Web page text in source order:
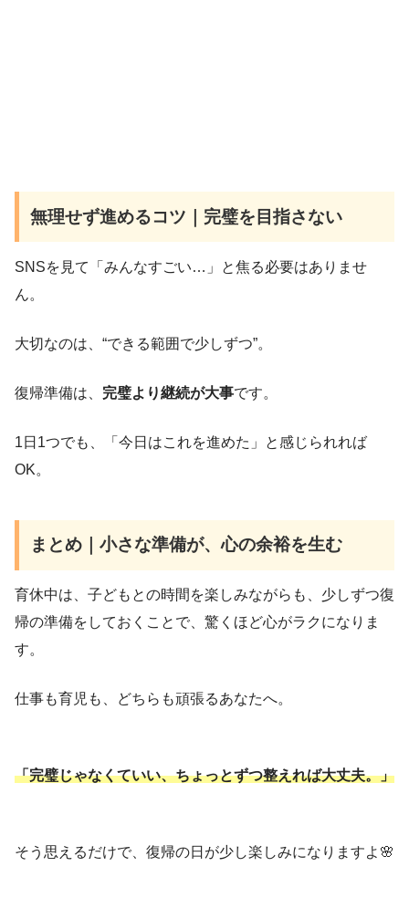
無理せず進めるコツ｜完璧を目指さない
SNSを見て「みんなすごい…」と焦る必要はありませ
ん。
大切なのは、“できる範囲で少しずつ”。
復帰準備は、 完璧より継続が大事です。
1日1つでも、「今日はこれを進めた」と感じられれば
OK。
まとめ｜小さな準備が、心の余裕を生む
育休中は、子どもとの時間を楽しみながらも、少しずつ復
帰の準備をしておくことで、驚くほど心がラクになりま
す。
仕事も育児も、どちらも頑張るあなたへ。
「完璧じゃなくていい、ちょっとずつ整えれば大丈夫。」
そう思えるだけで、復帰の日が少し楽しみになりますよ🌸